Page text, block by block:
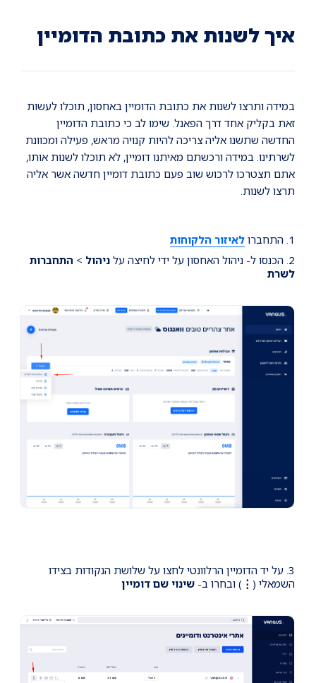
navigation
איך לשנות את כתובת הדומיין
במידה ותרצו לשנות את כתובת הדומיין באחסון, תוכלו לעשות
זאת בקליק אחד דרך הפאנל. שימו לב כי כתובת הדומיין
החדשה שתשנו אליה צריכה להיות קנויה מראש, פעילה ומכוונת
לשרתינו. במידה ורכשתם מאיתנו דומיין, לא תוכלו לשנות אותו,
אתם תצטרכו לרכוש שוב פעם כתובת דומיין חדשה אשר אליה
תרצו לשנות.
1. התחברו
לאיזור הלקוחות
2. הכנסו ל- ניהול האחסון על ידי לחיצה על
ניהול > התחברות
לשרת
3. על יד הדומיין הרלוונטי לחצו על שלושת הנקודות בצידו
השמאלי ( ⋮ ) ובחרו ב- שינוי שם דומיין